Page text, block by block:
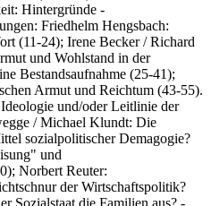
Hintergründe -
Friedhelm Hengsbach:
(11-24); Irene Becker / Richard
und Wohlstand in der
Bestandsaufnahme (25-41);
Armut und Reichtum (43-55).
und/oder Leitlinie der
/ Michael Klundt: Die
sozialpolitischer Demagogie?
und
Norbert Reuter:
der Wirtschaftspolitik?
Sozialstaat die Familien aus? -